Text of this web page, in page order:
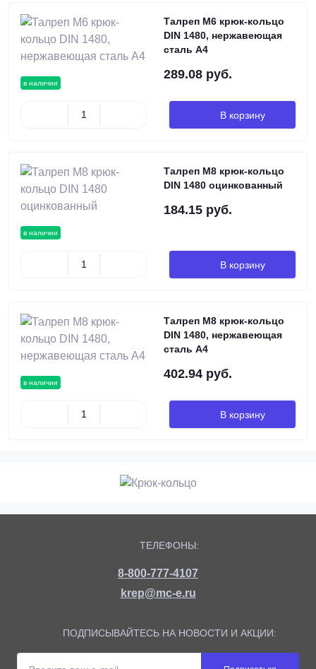
в наличии
Талреп М6 крюк-кольцо
DIN 1480, нержавеющая
сталь А4
289.08 руб.
В корзину
в наличии
Талреп М8 крюк-кольцо
DIN 1480 оцинкованный
184.15 руб.
В корзину
в наличии
Талреп М8 крюк-кольцо
DIN 1480, нержавеющая
сталь А4
402.94 руб.
В корзину
ТЕЛЕФОНЫ:
8-800-777-4107
krep@mc-e.ru
ПОДПИСЫВАЙТЕСЬ НА НОВОСТИ И АКЦИИ: